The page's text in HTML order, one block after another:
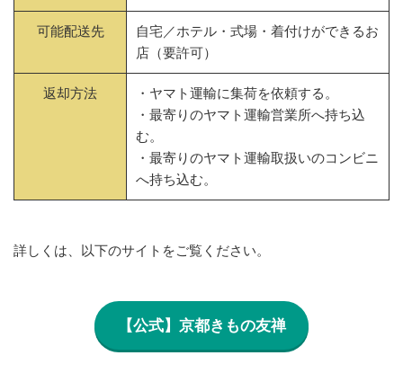
可能配送先
自宅／ホテル・式場・着付けができるお
店（要許可）
返却方法
・ヤマト運輸に集荷を依頼する。
・最寄りのヤマト運輸営業所へ持ち込
む。
・最寄りのヤマト運輸取扱いのコンビニ
へ持ち込む。
詳しくは、以下のサイトをご覧ください。
【公式】京都きもの友禅